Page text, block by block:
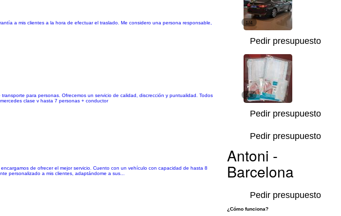
a mis clientes a la hora de efectuar el traslado. Me considero una persona responsable,
1/4
Pedir presupuesto
para personas. Ofrecemos un servicio de calidad, discrección y puntualidad. Todos
clase v hasta 7 personas + conductor
1/8
Pedir presupuesto
de ofrecer el mejor servicio. Cuento con un vehículo con capacidad de hasta 8
personalizado a mis clientes, adaptándome a sus...
Pedir presupuesto
Pedir presupuesto
Antoni -
Barcelona
¿Cómo funciona?